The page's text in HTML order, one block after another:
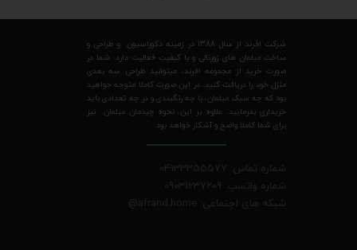
شرکت افرند از سال 1388 در زمینه دکوراسیون و طراحی و
ساخت مبلمان های ژورنالی و با کیفیت فعالیت دارد. شما در
صورت خرید از مجموعه افرند، میتوانید طراحی سه بعدی
منزل خود را دریافت کنید. در این صورت کاملا متوجه خواهید
بود که چه سبک مبلمان، با چه رنگبندی و در چه تعدادی باید
خریداری بفرمایید. علاوه بر این، نحوه چیدمان مبلمان نیز
برای شما کاملا واضح و آشکار خواهد بود.
شماره تماس: 04133355577
شماره واتسپ: 09031237209
شبکه های اجتماعی: afrand.home
@